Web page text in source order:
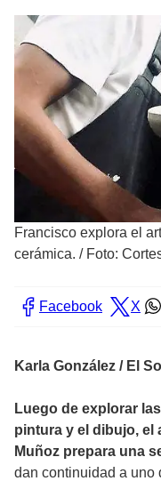
Francisco explora el
cerámica. / Foto:
Facebook X
Karla González / El
Luego de explorar
pintura y el dibujo, el
Muñoz prepara una
dan continuidad a uno